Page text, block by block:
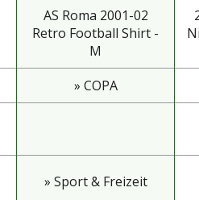
AS Roma 2001-02
Retro Football Shirt -
M
» COPA
» Sport & Freizeit